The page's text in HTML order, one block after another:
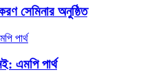
সেমিনার অনুষ্ঠিত
এমপি পার্থ